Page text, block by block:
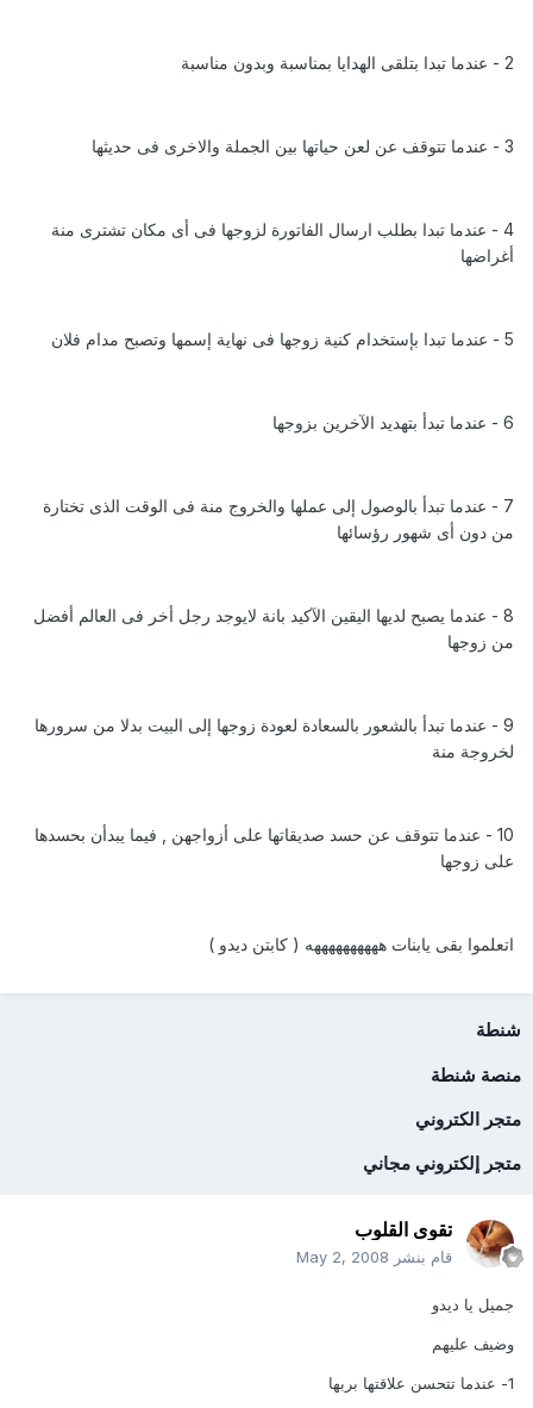
2 - عندما تبدا بتلقى الهدايا بمناسبة وبدون مناسبة
3 - عندما تتوقف عن لعن حياتها بين الجملة والاخرى فى حديثها
4 - عندما تبدا بطلب ارسال الفاتورة لزوجها فى أى مكان تشترى منة
أغراضها
5 - عندما تبدا بإستخدام كنية زوجها فى نهاية إسمها وتصبح مدام فلان
6 - عندما تبدأ بتهديد الآخرين بزوجها
7 - عندما تبدأ بالوصول إلى عملها والخروج منة فى الوقت الذى تختارة
من دون أى شهور رؤسائها
8 - عندما يصبح لديها اليقين الآكيد بانة لايوجد رجل أخر فى العالم أفضل
من زوجها
9 - عندما تبدأ بالشعور بالسعادة لعودة زوجها إلى البيت بدلا من سرورها
لخروجة منة
10 - عندما تتوقف عن حسد صديقاتها على أزواجهن , فيما يبدأن بحسدها
على زوجها
اتعلموا بقى يابنات ههههههههههه ( كابتن ديدو )
شنطة
منصة شنطة
متجر الكتروني
متجر إلكتروني مجاني
تقوى القلوب
قام بنشر May 2, 2008
جميل يا ديدو
وضيف عليهم